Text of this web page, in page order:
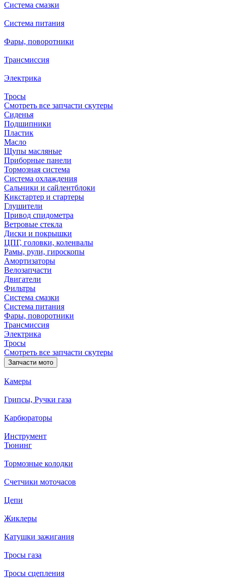
Система смазки
Система питания
Фары, поворотники
Трансмиссия
Электрика
Тросы
Смотреть все запчасти скутеры
Сиденья
Подшипники
Пластик
Масло
Щупы масляные
Приборные панели
Тормозная система
Система охлаждения
Сальники и сайлентблоки
Кикстартер и стартеры
Глушители
Привод спидометра
Ветровые стекла
Диски и покрышки
ЦПГ, головки, коленвалы
Рамы, рули, гироскопы
Амортизаторы
Велозапчасти
Двигатели
Фильтры
Система смазки
Система питания
Фары, поворотники
Трансмиссия
Электрика
Тросы
Смотреть все запчасти скутеры
Запчасти мото
Камеры
Грипсы, Ручки газа
Карбюраторы
Инструмент
Тюнинг
Тормозные колодки
Счетчики моточасов
Цепи
Жиклеры
Катушки зажигания
Тросы газа
Тросы сцепления